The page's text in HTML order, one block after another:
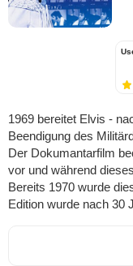
1969 bereitet Elvis -
Beendigung des
Der Dokumantarfilm
vor und während
Bereits 1970 wurde
Edition wurde nach 30